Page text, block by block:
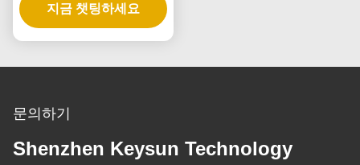
지금 챗팅하세요
문의하기
Shenzhen Keysun Technology